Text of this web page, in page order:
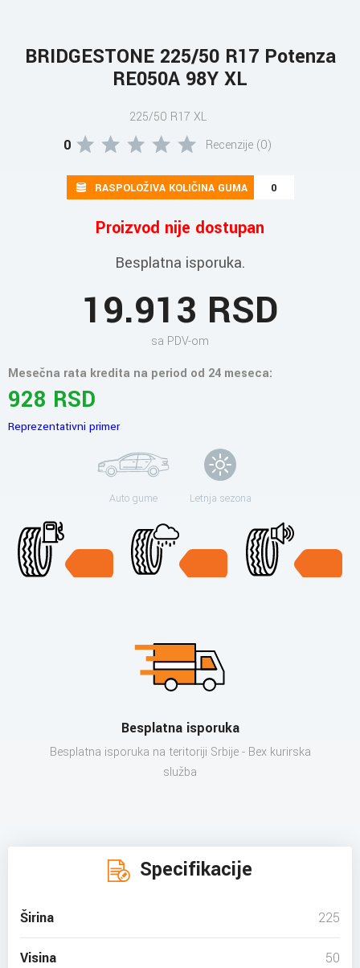
BRIDGESTONE 225/50 R17 Potenza
RE050A 98Y XL
225/50 R17 XL
0 Recenzije (0)
RASPOLOŽIVA KOLIČINA GUMA 0
Proizvod nije dostupan
Besplatna isporuka.
19.913 RSD
sa PDV-om
Mesečna rata kredita na period od 24 meseca:
928 RSD
Reprezentativni primer
Auto gume Letnja sezona
Besplatna isporuka
Besplatna isporuka na teritoriji Srbije - Bex kurirska
služba
Specifikacije
Širina 225
Visina 50